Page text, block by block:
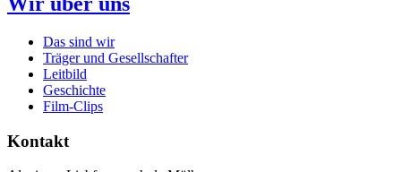
Das sind wir
Träger und Gesellschafter
Leitbild
Geschichte
Film-Clips
Kontakt